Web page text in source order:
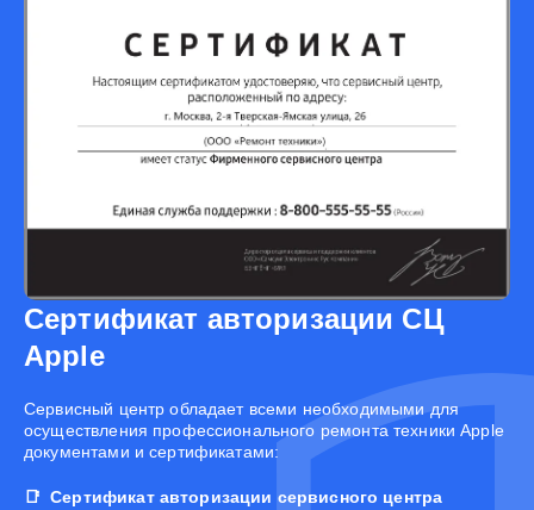
Сертификат авторизации СЦ
Apple
Cервисный центр обладает всеми необходимыми для
осуществления профессионального ремонта техники Apple
документами и сертификатами:
Сертификат авторизации сервисного центра